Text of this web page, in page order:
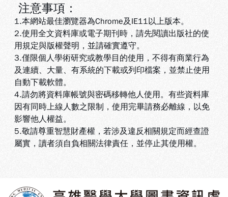
注意事項：
1.本網站最佳瀏覽器為Chrome及IE11以上版本。
2.使用全文資料庫或電子期刊時，請先閱讀出版社的使
用規定與版權聲明，並請確實遵守。
3.僅限個人學術研究或教學目的使用，不得有商業行為
及連續、大量、有系統的下載或列印檔案，並禁止使用
自動下載軟體。
4.請勿將資料庫帳號與密碼移轉他人使用。有些資料庫
因有同時上線人數之限制，使用完畢請務必離線，以免
影響他人權益。
5.敬請尊重智慧財產權，若涉及違反相關規定而經查證
屬實，讀者須自負相關法律責任，並停止其使用權。